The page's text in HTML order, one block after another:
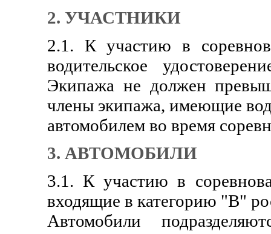
2. УЧАСТНИКИ
2.1. К участию в
водительское
Экипажа не должен
члены экипажа, имеющие
автомобилем во время
3. АВТОМОБИЛИ
3.1. К участию в
входящие в категорию "В"
Автомобили